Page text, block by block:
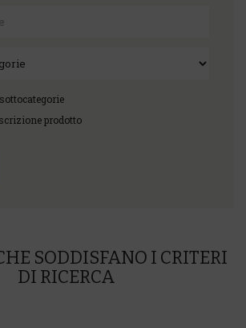
prodotto
SODDISFANO I CRITERI
DI RICERCA